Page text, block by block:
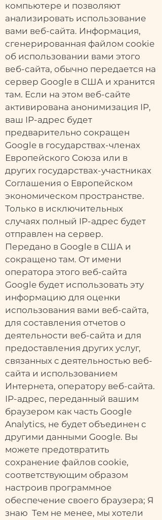
компьютере и позволяют
анализировать использование
вами веб-сайта. Информация,
сгенерированная файлом cookie
об использовании вами этого
веб-сайта, обычно передается на
сервер Google в США и хранится
там. Если на этом веб-сайте
активирована анонимизация IP,
ваш IP-адрес будет
предварительно сокращен
Google в государствах-членах
Европейского Союза или в
других государствах-участниках
Соглашения о Европейском
экономическом пространстве.
Только в исключительных
случаях полный IP-адрес будет
отправлен на сервер.
Передано в Google в США и
сокращено там. От имени
оператора этого веб-сайта
Google будет использовать эту
информацию для оценки
использования вами веб-сайта,
для составления отчетов о
деятельности веб-сайта и для
предоставления других услуг,
связанных с деятельностью веб-
сайта и использованием
Интернета, оператору веб-сайта.
IP-адрес, переданный вашим
браузером как часть Google
Analytics, не будет объединен с
другими данными Google. Вы
можете предотвратить
сохранение файлов cookie,
соответствующим образом
настроив программное
обеспечение своего браузера; Я
знаю Тем не менее, мы хотели